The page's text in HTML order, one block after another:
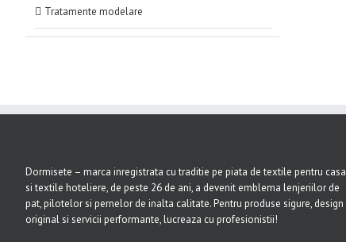
Tratamente modelare
Dormisete – marca inregistrata cu traditie pe piata de textile pentru casa
si textile hoteliere, de peste 26 de ani, a devenit emblema lenjeriilor de
pat, pilotelor si pernelor de inalta calitate. Pentru produse sigure, design
original si servicii performante, lucreaza cu profesionistii!